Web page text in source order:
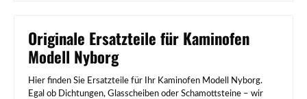
Originale Ersatzteile für Kaminofen
Modell Nyborg
Hier finden Sie Ersatzteile für Ihr Kaminofen Modell Nyborg.
Egal ob Dichtungen, Glasscheiben oder Schamottsteine – wir